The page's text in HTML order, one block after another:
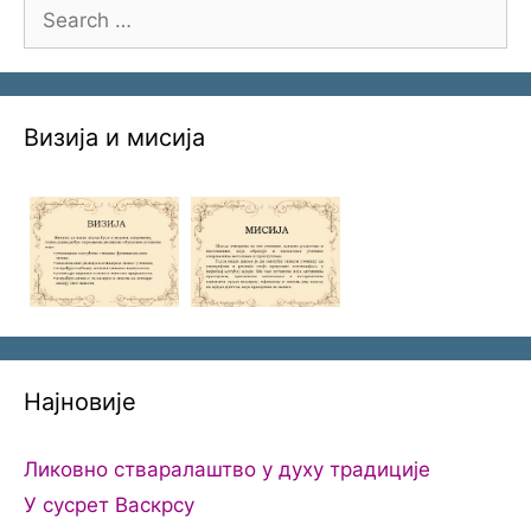
Search
for:
Визија и мисија
Најновије
Ликовно стваралаштво у духу традиције
У сусрет Васкрсу